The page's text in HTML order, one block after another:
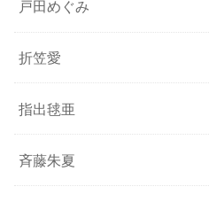
戸田めぐみ
折笠愛
指出毬亜
斉藤朱夏